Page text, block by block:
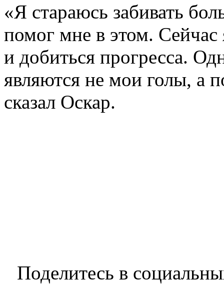
«Я стараюсь забивать
помог мне в этом.
и добиться прогресса.
являются не мои голы, а
сказал Оскар.
Поделитесь в